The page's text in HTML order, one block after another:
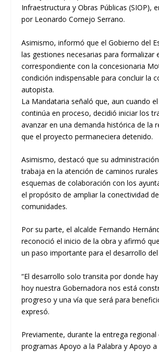
Infraestructura y Obras Públicas (SIOP),
por Leonardo Cornejo Serrano.
Asimismo, informó que el Gobierno del
las gestiones necesarias para formalizar
correspondiente con la concesionaria
condición indispensable para concluir la
autopista.
La Mandataria señaló que, aun cuando
continúa en proceso, decidió iniciar los
avanzar en una demanda histórica de la
que el proyecto permaneciera detenido.
Asimismo, destacó que su
trabaja en la atención de caminos
esquemas de colaboración con los
el propósito de ampliar la conectividad
comunidades.
Por su parte, el alcalde Fernando
reconoció el inicio de la obra y afirmó
un paso importante para el desarrollo
“El desarrollo solo transita por donde
hoy nuestra Gobernadora nos está
progreso y una vía que será para
expresó.
Previamente, durante la entrega regional
programas Apoyo a la Palabra y Apoyo a